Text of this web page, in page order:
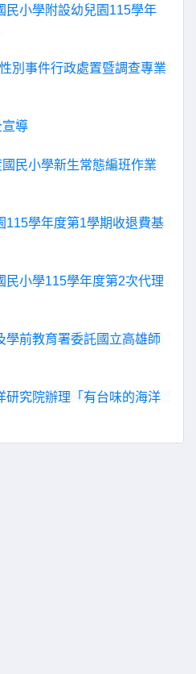
民小學附設幼兒園115學年
別事件行政處置暨調查專業
導
民小學新生常態編班作業
115學年度第1學期收退費基
民小學115學年度第2次代理
學前教育署委託國立高雄師
研究院辦理「有台味的海洋